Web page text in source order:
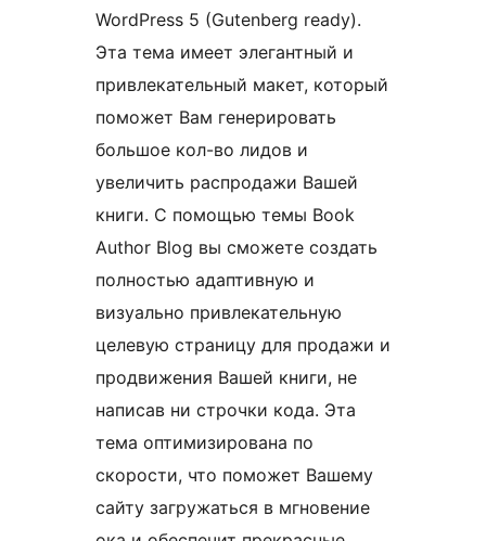
WordPress 5 (Gutenberg ready).
Эта тема имеет элегантный и
привлекательный макет, который
поможет Вам генерировать
большое кол-во лидов и
увеличить распродажи Вашей
книги. С помощью темы Book
Author Blog вы сможете создать
полностью адаптивную и
визуально привлекательную
целевую страницу для продажи и
продвижения Вашей книги, не
написав ни строчки кода. Эта
тема оптимизирована по
скорости, что поможет Вашему
сайту загружаться в мгновение